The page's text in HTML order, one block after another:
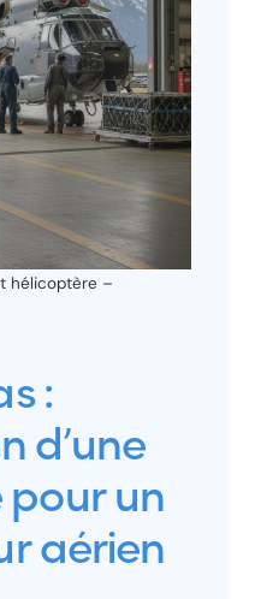
hélicoptère –
:
d’une
un
aérien